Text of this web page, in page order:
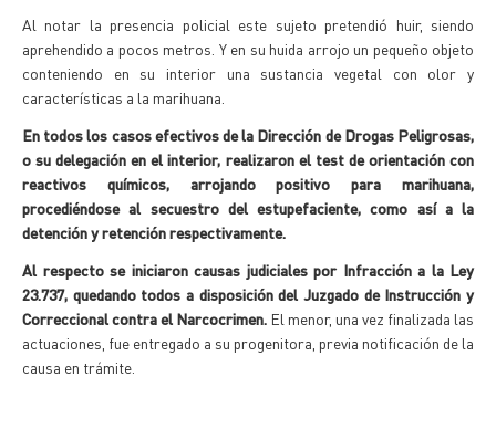
Al notar la presencia policial este sujeto pretendió huir, siendo
aprehendido a pocos metros. Y en su huida arrojo un pequeño objeto
conteniendo en su interior una sustancia vegetal con olor y
características a la marihuana.
En todos los casos efectivos de la Dirección de Drogas Peligrosas,
o su delegación en el interior, realizaron el test de orientación con
reactivos químicos, arrojando positivo para marihuana,
procediéndose al secuestro del estupefaciente, como así a la
detención y retención respectivamente.
Al respecto se iniciaron causas judiciales por Infracción a la Ley
23.737, quedando todos a disposición del Juzgado de Instrucción y
Correccional contra el Narcocrimen. El menor, una vez finalizada las
actuaciones, fue entregado a su progenitora, previa notificación de la
causa en trámite.